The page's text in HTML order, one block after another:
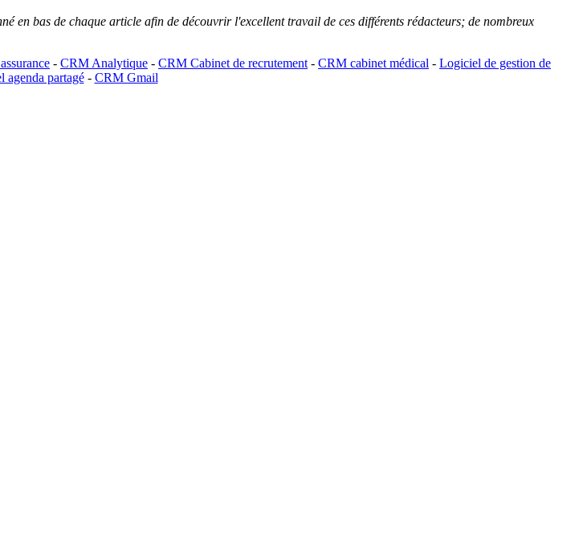
en bas de chaque article afin de découvrir l'excellent travail de ces différents rédacteurs; de nombreux
- CRM Analytique - CRM Cabinet de recrutement- CRM cabinet médical - Logiciel de gestion de
agenda partagé- CRM Gmail